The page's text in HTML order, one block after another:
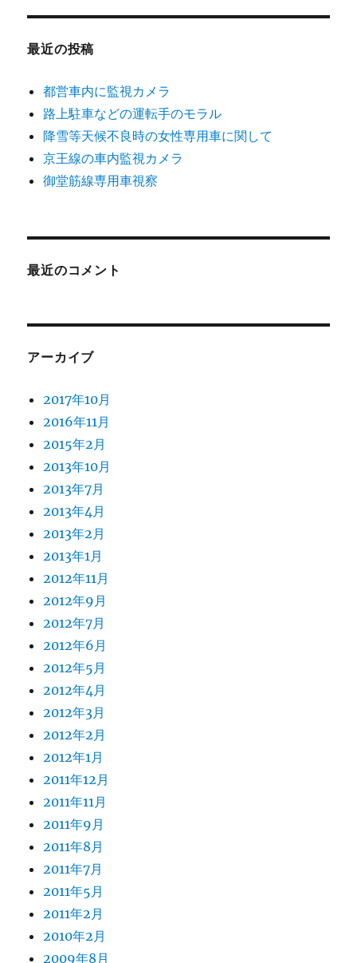
最近の投稿
都営車内に監視カメラ
路上駐車などの運転手のモラル
降雪等天候不良時の女性専用車に関して
京王線の車内監視カメラ
御堂筋線専用車視察
最近のコメント
アーカイブ
2017年10月
2016年11月
2015年2月
2013年10月
2013年7月
2013年4月
2013年2月
2013年1月
2012年11月
2012年9月
2012年7月
2012年6月
2012年5月
2012年4月
2012年3月
2012年2月
2012年1月
2011年12月
2011年11月
2011年9月
2011年8月
2011年7月
2011年5月
2011年2月
2010年2月
2009年8月